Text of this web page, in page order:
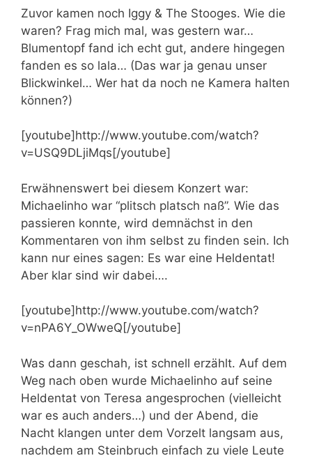
Zuvor kamen noch Iggy & The Stooges. Wie die
waren? Frag mich mal, was gestern war…
Blumentopf fand ich echt gut, andere hingegen
fanden es so lala… (Das war ja genau unser
Blickwinkel… Wer hat da noch ne Kamera halten
können?)
[youtube]http://www.youtube.com/watch?
v=USQ9DLjiMqs[/youtube]
Erwähnenswert bei diesem Konzert war:
Michaelinho war “plitsch platsch naß”. Wie das
passieren konnte, wird demnächst in den
Kommentaren von ihm selbst zu finden sein. Ich
kann nur eines sagen: Es war eine Heldentat!
Aber klar sind wir dabei….
[youtube]http://www.youtube.com/watch?
v=nPA6Y_OWweQ[/youtube]
Was dann geschah, ist schnell erzählt. Auf dem
Weg nach oben wurde Michaelinho auf seine
Heldentat von Teresa angesprochen (vielleicht
war es auch anders…) und der Abend, die
Nacht klangen unter dem Vorzelt langsam aus,
nachdem am Steinbruch einfach zu viele Leute